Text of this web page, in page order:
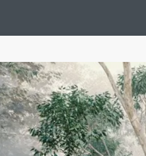
Decoration Noël Design Suédois En
Tendance Interieurs
Maison Container/container House